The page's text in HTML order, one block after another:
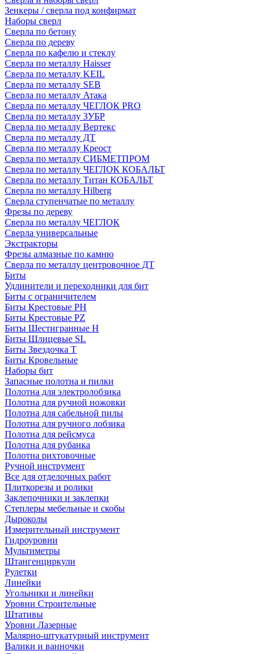
Зенкеры / сверла под конфирмат
Наборы сверл
Сверла по бетону
Сверла по дереву
Сверла по кафелю и стеклу
Сверла по металлу Haisser
Сверла по металлу KEIL
Сверла по металлу SEB
Сверла по металлу Атака
Сверла по металлу ЧЕГЛОК PRO
Сверла по металлу ЗУБР
Сверла по металлу Вертекс
Сверла по металлу ДТ
Сверла по металлу Креост
Сверла по металлу СИБМЕТПРОМ
Сверла по металлу ЧЕГЛОК КОБАЛЬТ
Сверла по металлу Титан КОБАЛЬТ
Сверла по металлу Hilberg
Сверла ступенчатые по металлу
Фрезы по дереву
Сверла по металлу ЧЕГЛОК
Сверла универсальные
Экстракторы
Фрезы алмазные по камню
Сверла по металлу центровочное ДТ
Биты
Удлинители и переходники для бит
Биты с ограничителем
Биты Крестовые PH
Биты Крестовые PZ
Биты Шестигранные H
Биты Шлицевые SL
Биты Звездочка T
Биты Кровельные
Наборы бит
Запасные полотна и пилки
Полотна для электролобзика
Полотна для ручной ножовки
Полотна для сабельной пилы
Полотна для ручного лобзика
Полотна для рейсмуса
Полотна для рубанка
Полотна рихтовочные
Ручной инструмент
Все для отделочных работ
Плиткорезы и ролики
Заклепочники и заклепки
Степлеры мебельные и скобы
Дыроколы
Измерительный инструмент
Гидроуровни
Мультиметры
Штангенциркули
Рулетки
Линейки
Угольники и линейки
Уровни Строительные
Штативы
Уровни Лазерные
Малярно-штукатурный инструмент
Валики и ванночки